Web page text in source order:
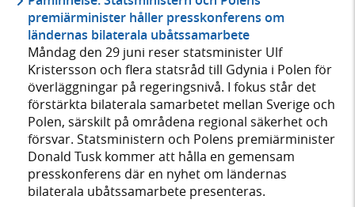
premiärminister håller presskonferens om
ländernas bilaterala ubåtssamarbete
Måndag den 29 juni reser statsminister Ulf
Kristersson och flera statsråd till Gdynia i Polen för
överläggningar på regeringsnivå. I fokus står det
förstärkta bilaterala samarbetet mellan Sverige och
Polen, särskilt på områdena regional säkerhet och
försvar. Statsministern och Polens premiärminister
Donald Tusk kommer att hålla en gemensam
presskonferens där en nyhet om ländernas
bilaterala ubåtssamarbete presenteras.